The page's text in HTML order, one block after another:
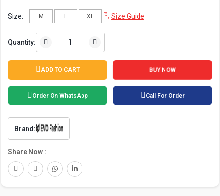
Size: M L XL Size Guide
Quantity:
ADD TO CART BUY NOW
Order On WhatsApp Call For Order
Brand:
Share Now :